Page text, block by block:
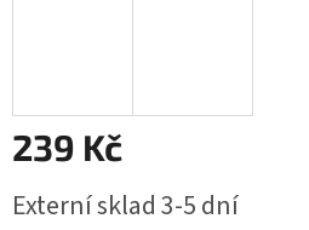
239 Kč
cena:
Externí sklad 3-5 dní